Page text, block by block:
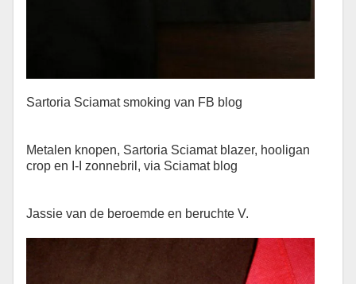
Sartoria Sciamat smoking van FB blog
Metalen knopen, Sartoria Sciamat blazer, hooligan
crop en I-I zonnebril, via Sciamat blog
Jassie van de beroemde en beruchte V.